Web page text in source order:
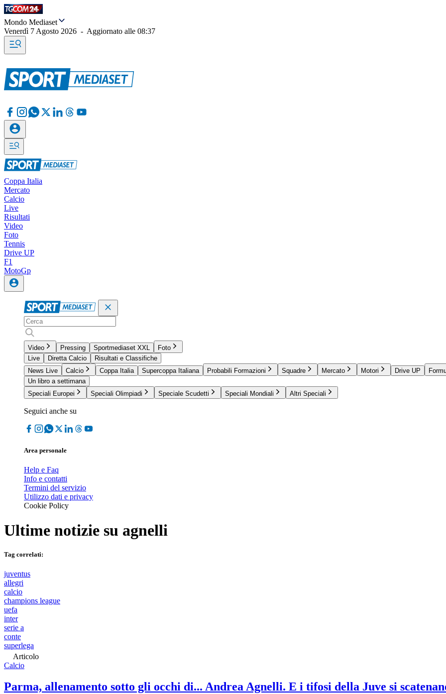
Mondo Mediaset
Venerdì 7 Agosto 2026 - Aggiornato alle 08:37
Coppa Italia
Mercato
Calcio
Live
Risultati
Video
Foto
Tennis
Drive UP
F1
MotoGp
Video Pressing Sportmediaset XXL
Foto
Live
Diretta Calcio
Risultati e Classifiche
News Live
Calcio Coppa Italia Supercoppa Italiana Probabili Formazioni Squadre Mercato Motori Drive UP
Un libro a settimana
Speciali Europei
Speciali Olimpiadi Speciale Scudetti Speciali Mondiali Altri Speciali
Seguici anche su
Area personale
Help e Faq
Info e contatti
Termini del servizio
Utilizzo dati e privacy
Cookie Policy
Ultime notizie su agnelli
Tag correlati:
juventus
allegri
calcio
champions league
uefa
inter
serie a
conte
superlega
Articolo
Calcio
Parma, allenamento sotto gli occhi di... Andrea Agnelli. E i tifosi della Juve si